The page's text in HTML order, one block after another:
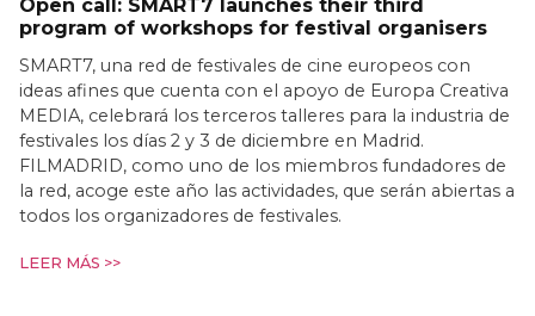
Open call: SMART7 launches their third
program of workshops for festival organisers
SMART7, una red de festivales de cine europeos con
ideas afines que cuenta con el apoyo de Europa Creativa
MEDIA, celebrará los terceros talleres para la industria de
festivales los días 2 y 3 de diciembre en Madrid.
FILMADRID, como uno de los miembros fundadores de
la red, acoge este año las actividades, que serán abiertas a
todos los organizadores de festivales.
LEER MÁS >>